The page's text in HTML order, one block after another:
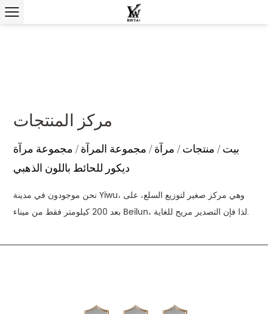
مركز المنتجات
بيت / منتجات / مرآة / مجموعة المرآة / مجموعة مرآة
ديكور للحائط باللون الذهبي
نحن موجودون في مدينة Yiwu، وهي مركز صغير لتوزيع السلع، على
بعد 200 كيلومتر فقط من ميناء Beilun، لذا فإن التصدير مريح للغاية.